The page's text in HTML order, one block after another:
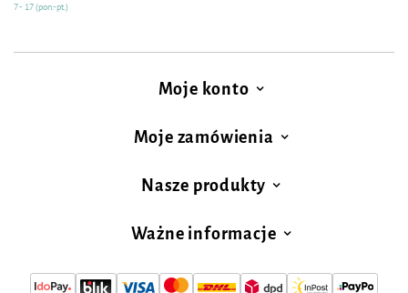
7 - 17 (pon.-pt.)
Moje konto
Moje zamówienia
Nasze produkty
Ważne informacje